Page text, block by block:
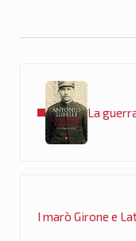
La
I marò Girone e